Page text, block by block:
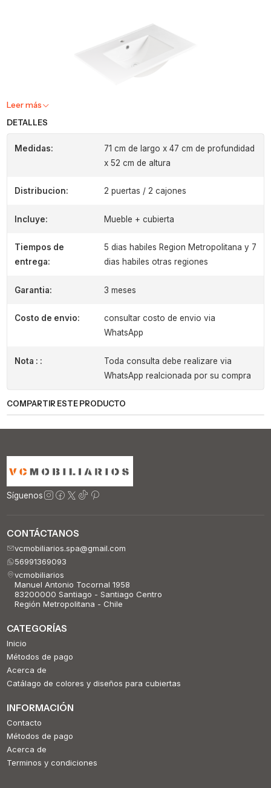
Leer más
DETALLES
Medidas:
71 cm de largo x 47 cm de profundidad
x 52 cm de altura
Distribucion: 2 puertas / 2 cajones
Incluye: Mueble + cubierta
Tiempos de
entrega:
5 dias habiles Region Metropolitana y 7
dias habiles otras regiones
Garantia: 3 meses
Costo de envio:
consultar costo de envio via
WhatsApp
Nota : :
Toda consulta debe realizare via
WhatsApp realcionada por su compra
COMPARTIR ESTE PRODUCTO
Síguenos
CONTÁCTANOS
vcmobiliarios.spa@gmail.com
56991369093
vcmobiliarios
Manuel Antonio Tocornal 1958
83200000 Santiago - Santiago Centro
Región Metropolitana - Chile
CATEGORÍAS
Inicio
Métodos de pago
Acerca de
Catálago de colores y diseños para cubiertas
INFORMACIÓN
Contacto
Métodos de pago
Acerca de
Terminos y condiciones